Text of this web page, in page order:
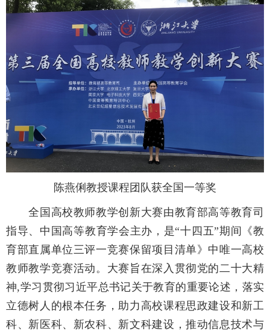
陈燕俐教授课程团队获全国一等奖
全国高校教师教学创新大赛由教育部高等教育司
指导、中国高等教育学会主办，是“十四五”期间《教
育部直属单位三评一竞赛保留项目清单》中唯一高校
教师教学竞赛活动。大赛旨在深入贯彻党的二十大精
神,学习贯彻习近平总书记关于教育的重要论述，落实
立德树人的根本任务，助力高校课程思政建设和新工
科、新医科、新农科、新文科建设，推动信息技术与